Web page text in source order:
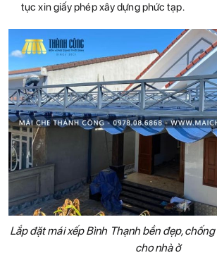
tục xin giấy phép xây dựng phức tạp.
Lắp đặt mái xếp Bình Thạnh bền đẹp,
cho nhà ở